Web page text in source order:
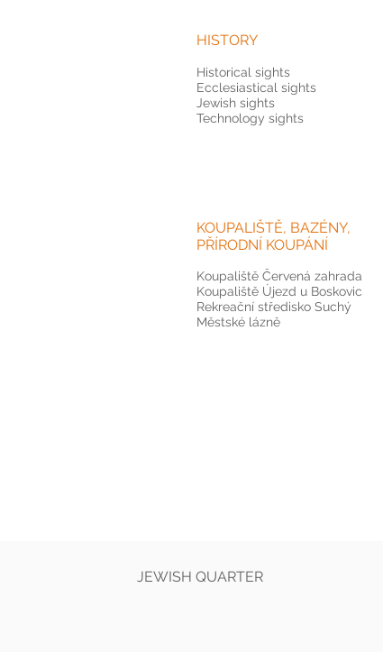
HISTORY
Historical sights
Ecclesiastical sights
Jewish sights
Technology sights
KOUPALIŠTĚ, BAZÉNY,
PŘÍRODNÍ KOUPÁNÍ
Koupaliště Červená zahrada
Koupaliště Újezd u Boskovic
Rekreační středisko Suchý
Městské lázně
JEWISH QUARTER